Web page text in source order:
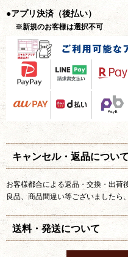
●アプリ決済（後払い）
※新規のお客様は選択不可
キャンセル・返品について
お客様都合による返品・交換・出荷
良品、商品間違い等ございましたら
送料・発送について